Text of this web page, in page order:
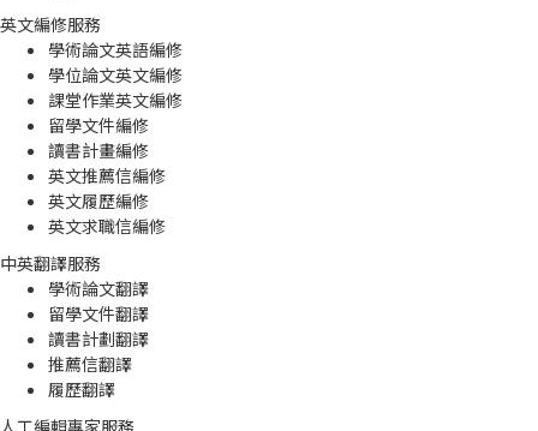
英文編修服務
學術論文英語編修
學位論文英文編修
課堂作業英文編修
留學文件編修
讀書計畫編修
英文推薦信編修
英文履歷編修
英文求職信編修
中英翻譯服務
學術論文翻譯
留學文件翻譯
讀書計劃翻譯
推薦信翻譯
履歷翻譯
人工編輯專家服務